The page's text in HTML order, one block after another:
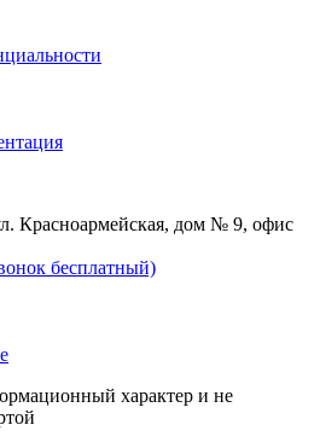
Красноармейская, дом № 9, офис
бесплатный)
характер и не